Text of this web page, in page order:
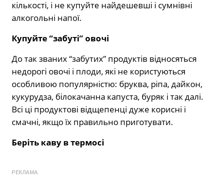
кількості, і не купуйте найдешевші і сумнівні
алкогольні напої.
Купуйте “забуті” овочі
До так званих “забутих” продуктів відносяться
недорогі овочі і плоди, які не користуються
особливою популярністю: бруква, ріпа, дайкон,
кукурудза, білокачанна капуста, буряк і так далі.
Всі ці продуктові відщепенці дуже корисні і
смачні, якщо їх правильно приготувати.
Беріть каву в термосі
РЕКЛАМА